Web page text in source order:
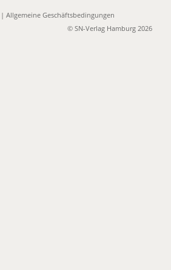
|Allgemeine Geschäftsbedingungen
© SN-Verlag Hamburg 2026